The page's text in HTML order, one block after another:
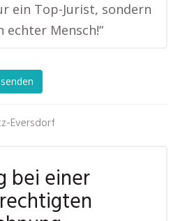
ein Top-Jurist, sondern
echter Mensch!“
Eversdorf
bei einer